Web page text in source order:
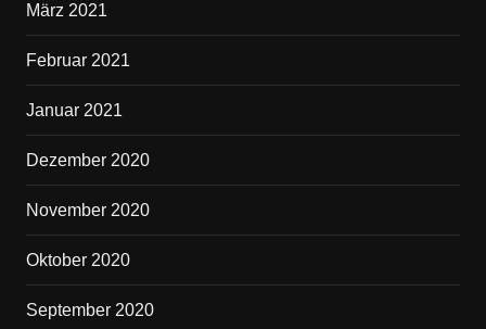
März 2021
Februar 2021
Januar 2021
Dezember 2020
November 2020
Oktober 2020
September 2020